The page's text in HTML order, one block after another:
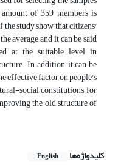
of 359 members is
the study show that citizens'
average and it can be said
at the suitable level in
In addition, it can be
effective factor on people's
social constitutions for
the old structure of
کلیدواژه‌ها English